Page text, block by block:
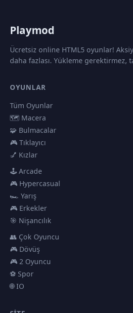
Playmod
Ücretsiz online HTML5 oyunlar!
daha fazlası. Yükleme gerektirmez,
OYUNLAR
Tüm Oyunlar
🗺️ Macera
🧩 Bulmacalar
🎮 Tıklayıcı
💅 Kızlar
🕹️ Arcade
🎮 Hypercasual
🏎️ Yarış
🎮 Erkekler
🎯 Nişancılık
👥 Çok Oyuncu
🎮 Dövüş
🎮 2 Oyuncu
⚽ Spor
🌐 IO